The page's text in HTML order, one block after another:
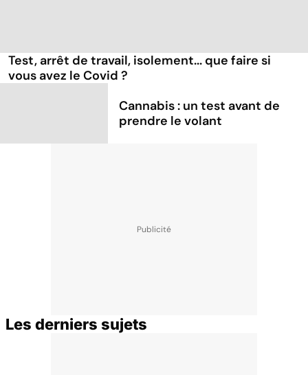
Test, arrêt de travail, isolement... que faire si
vous avez le Covid ?
Cannabis : un test avant de
prendre le volant
Les derniers sujets